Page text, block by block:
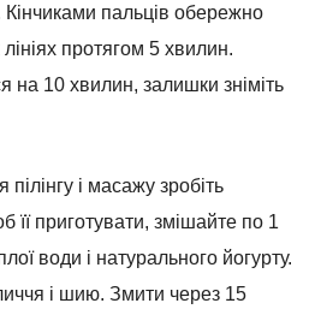
Кінчиками пальців обережно
протягом 5 хвилин.
на 10 хвилин, залишки зніміть
і масажу зробіть
приготувати, змішайте по 1
води і натурального йогурту.
і шию. Змити через 15